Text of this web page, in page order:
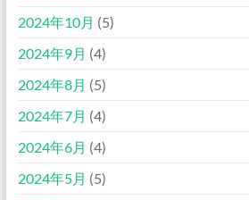
2024年10月 (5)
2024年9月 (4)
2024年8月 (5)
2024年7月 (4)
2024年6月 (4)
2024年5月 (5)